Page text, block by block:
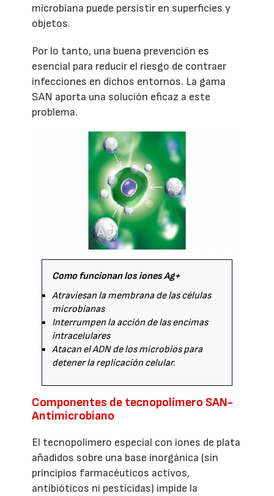
microbiana puede persistir en superficies y
objetos.
Por lo tanto, una buena prevención es
esencial para reducir el riesgo de contraer
infecciones en dichos entornos. La gama
SAN aporta una solución eficaz a este
problema.
Como funcionan los iones Ag+
Atraviesan la membrana de las células
microbianas
Interrumpen la acción de las encimas
intracelulares
Atacan el ADN de los microbios para
detener la replicación celular.
Componentes de tecnopolímero SAN-
Antimicrobiano
El tecnopolímero especial con iones de plata
añadidos sobre una base inorgánica (sin
principios farmacéuticos activos,
antibióticos ni pesticidas) impide la